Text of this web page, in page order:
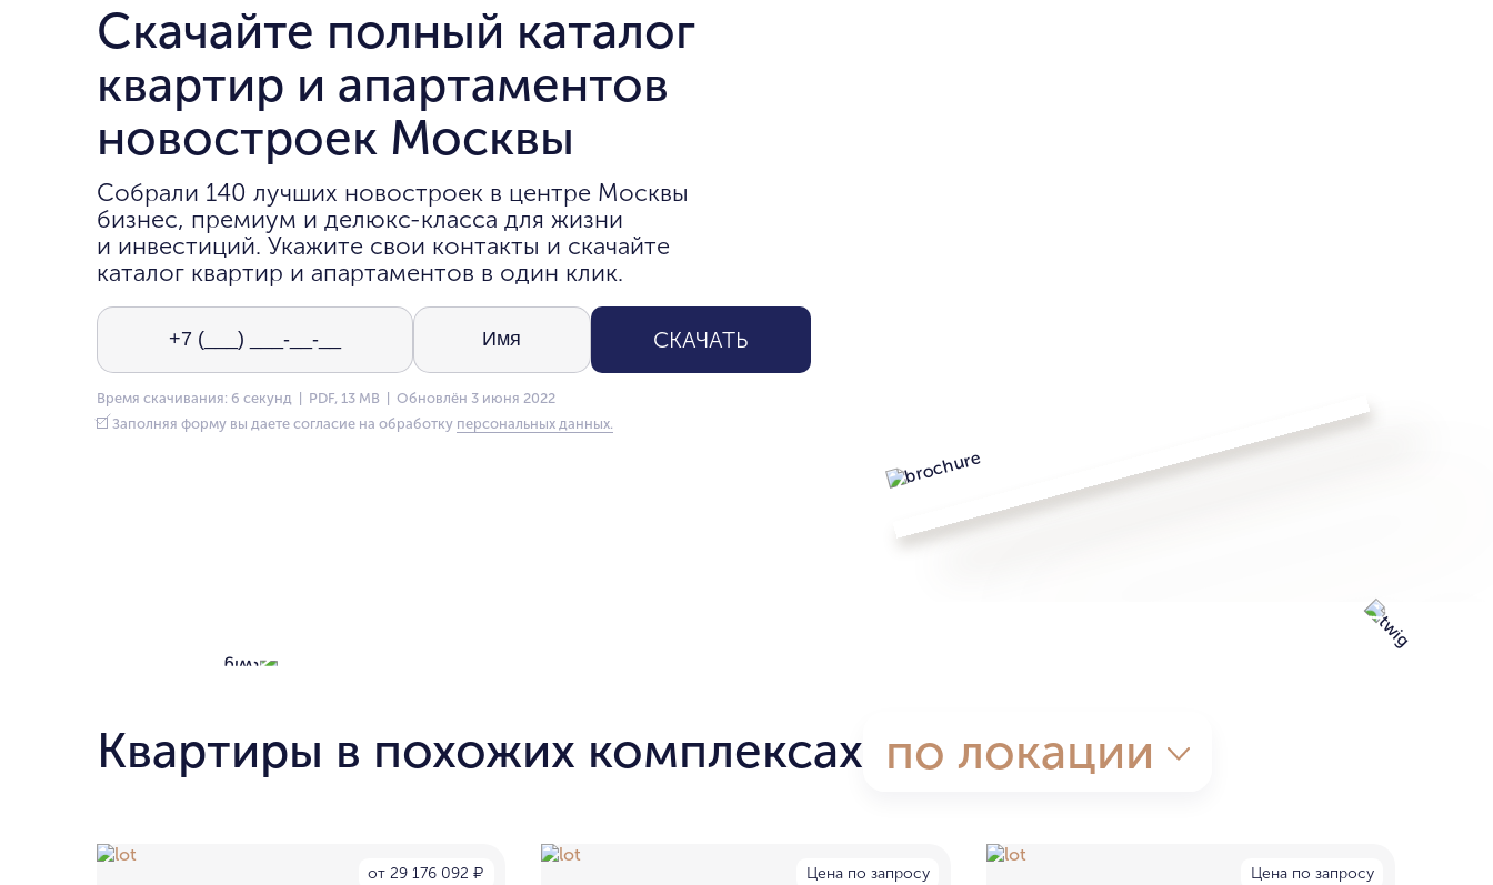
Скачайте полный каталог
квартир и апартаментов
новостроек Москвы
Собрали 140 лучших новостроек в центре Москвы
бизнес, премиум и делюкс-класса для жизни
и инвестиций. Укажите свои контакты и скачайте
каталог квартир и апартаментов в один клик.
СКАЧАТЬ
Время скачивания: 6 секунд | PDF, 13 MB | Обновлён 3 июня 2022
Заполняя форму вы даете согласие на обработку персональных данных.
Квартиры в похожих комплексах по локации
от 29 176 092₽ Цена по запросу Цена по запросу